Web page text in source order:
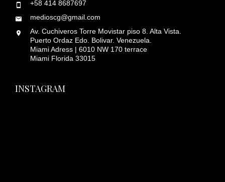
+58 414 8687697
medioscg@gmail.com
Av. Cuchiveros Torre Movistar piso 8. Alta Vista.
Puerto Ordaz Edo. Bolivar. Venezuela.
Miami Adress | 6010 NW 170 terrace
Miami Florida 33015
INSTAGRAM